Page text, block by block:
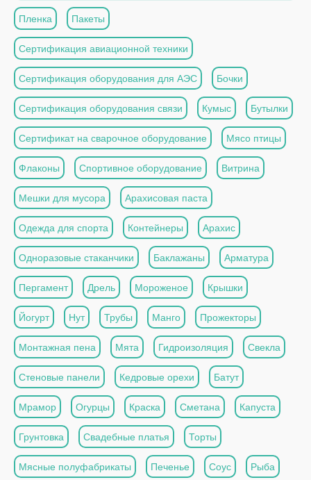
Пленка Пакеты
Сертификация авиационной техники
Сертификация оборудования для АЭС Бочки
Сертификация оборудования связи Кумыс Бутылки
Сертификат на сварочное оборудование Мясо птицы
Флаконы Спортивное оборудование Витрина
Мешки для мусора Арахисовая паста
Одежда для спорта Контейнеры Арахис
Одноразовые стаканчики Баклажаны Арматура
Пергамент Дрель Мороженое Крышки
Йогурт Нут Трубы Манго Прожекторы
Монтажная пена Мята Гидроизоляция Свекла
Стеновые панели Кедровые орехи Батут
Мрамор Огурцы Краска Сметана Капуста
Грунтовка Свадебные платья Торты
Мясные полуфабрикаты Печенье Соус Рыба